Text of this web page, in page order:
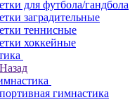
для футбола/гандбола
заградительные
теннисные
хоккейные
Назад
гимнастика